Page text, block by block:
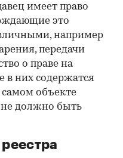
имеет право
это
например
передачи
о праве на
в них содержатся
объекте
должно быть